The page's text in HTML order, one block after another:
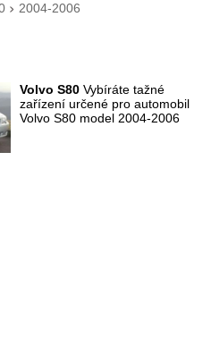
2004-2006
Volvo S80 Vybíráte tažné
zařízení určené pro automobil
Volvo S80 model 2004-2006